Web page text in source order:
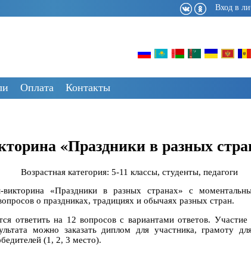
Вход в
Оплата Контакты
«Праздники в разных
Возрастная категория: 5-11 классы, студенты, педагоги
викторина «Праздники в разных странах» с
о праздниках, традициях и обычаях разных стран.
ответить на 12 вопросов с вариантами ответов. Участие
можно заказать диплом для участника, грамоту
(1, 2, 3 место).